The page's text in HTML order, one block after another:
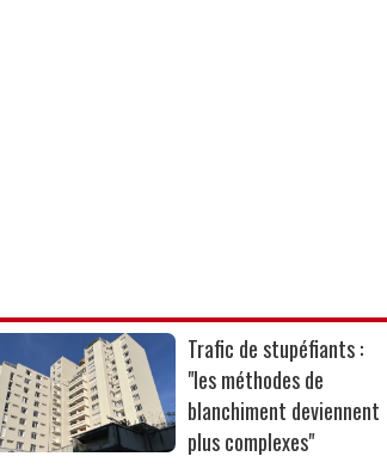
Trafic de stupéfiants :
"les méthodes de
blanchiment deviennent
plus complexes"